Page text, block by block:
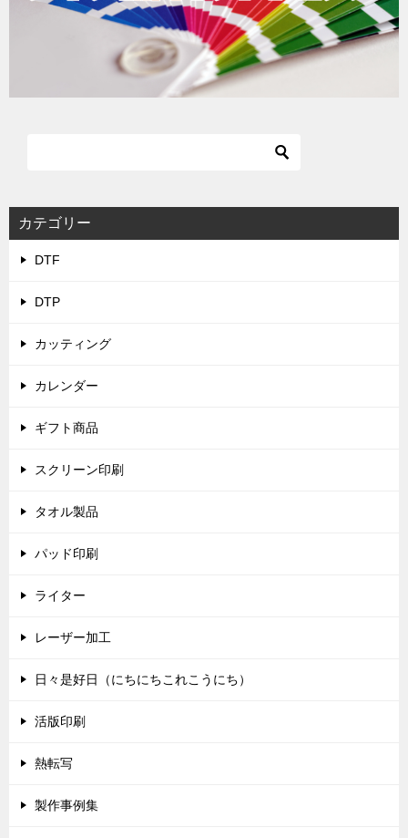
カテゴリー
DTF
DTP
カッティング
カレンダー
ギフト商品
スクリーン印刷
タオル製品
パッド印刷
ライター
レーザー加工
日々是好日（にちにちこれこうにち）
活版印刷
熱転写
製作事例集